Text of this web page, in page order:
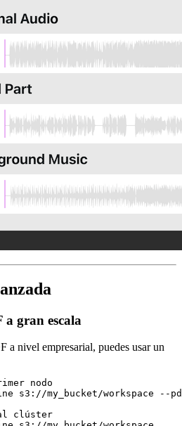
a gran escala
a nivel empresarial, puedes usar un
nodo
s3://my_bucket/workspace --
al clúster